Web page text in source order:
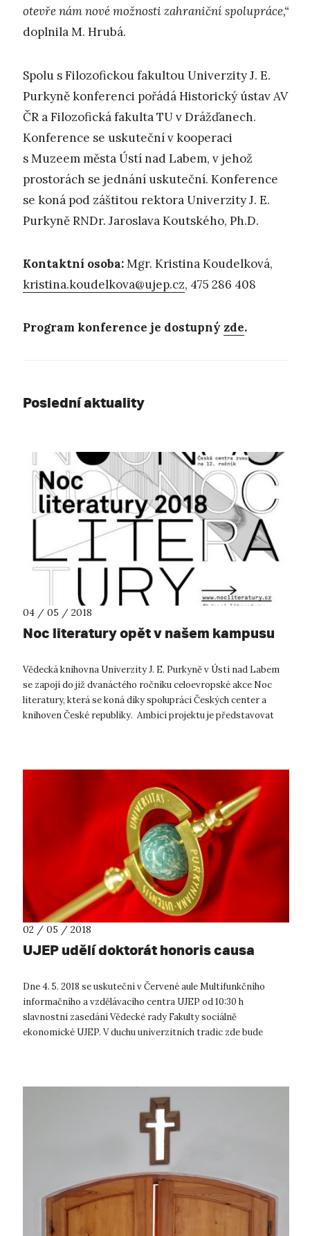
otevře nám nové možnosti zahraniční spolupráce,“
doplnila M. Hrubá.
Spolu s Filozofickou fakultou Univerzity J. E.
Purkyně konferenci pořádá Historický ústav AV
ČR a Filozofická fakulta TU v Drážďanech.
Konference se uskuteční v kooperaci
s Muzeem města Ústí nad Labem, v jehož
prostorách se jednání uskuteční. Konference
se koná pod záštitou rektora Univerzity J. E.
Purkyně RNDr. Jaroslava Koutského, Ph.D.
Kontaktní osoba:Mgr. Kristina Koudelková,
kristina.koudelkova@ujep.cz, 475 286 408
Program konference je dostupný zde.
Poslední aktuality
04 / 05 / 2018
Noc literatury opět v našem kampusu
Vědecká knihovna Univerzity J. E. Purkyně v Ústí nad Labem
se zapojí do již dvanáctého ročníku celoevropské akce Noc
literatury, která se koná díky spolupráci Českých center a
knihoven České republiky. Ambicí projektu je představovat
02 / 05 / 2018
UJEP udělí doktorát honoris causa
Dne 4. 5. 2018 se uskuteční v Červené aule Multifunkčního
informačního a vzdělávacího centra UJEP od 10:30 h
slavnostní zasedání Vědecké rady Fakulty sociálně
ekonomické UJEP. V duchu univerzitních tradic zde bude